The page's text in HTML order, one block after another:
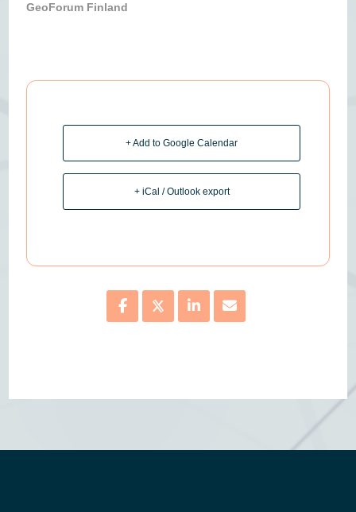
GeoForum Finland
+ Add to Google Calendar
+ iCal / Outlook export